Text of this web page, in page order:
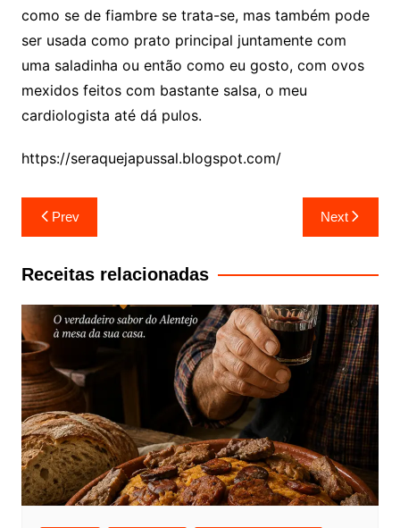
como se de fiambre se trata-se, mas também pode
ser usada como prato principal juntamente com
uma saladinha ou então como eu gosto, com ovos
mexidos feitos com bastante salsa, o meu
cardiologista até dá pulos.
https://seraquejapussal.blogspot.com/
Navegação
de
artigos
Prev Next
Receitas relacionadas